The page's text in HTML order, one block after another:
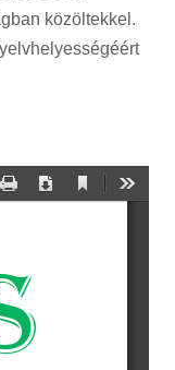
közöltekkel.